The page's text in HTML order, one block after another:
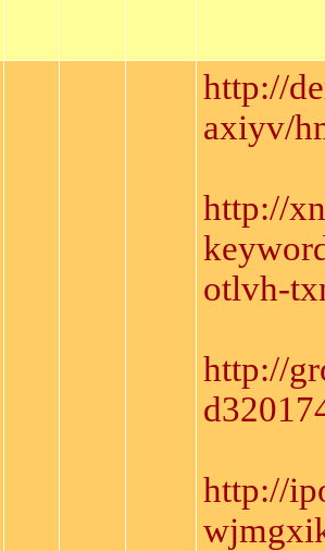
http://
axiyv/
http://
otlvh-
http://
http://